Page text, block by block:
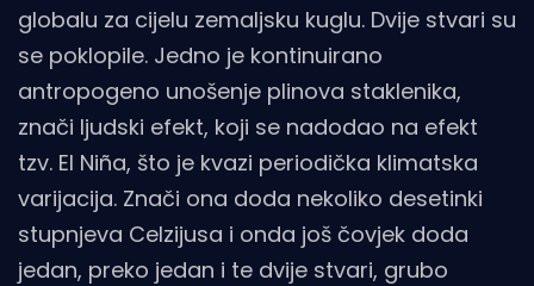
globalu za cijelu zemaljsku kuglu. Dvije stvari su
se poklopile. Jedno je kontinuirano
antropogeno unošenje plinova staklenika,
znači ljudski efekt, koji se nadodao na efekt
tzv. El Niña, što je kvazi periodička klimatska
varijacija. Znači ona doda nekoliko desetinki
stupnjeva Celzijusa i onda još čovjek doda
jedan, preko jedan i te dvije stvari, grubo